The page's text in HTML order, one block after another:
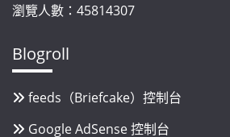
瀏覽人數：45814307
Blogroll
feeds（Briefcake）控制台
Google AdSense 控制台